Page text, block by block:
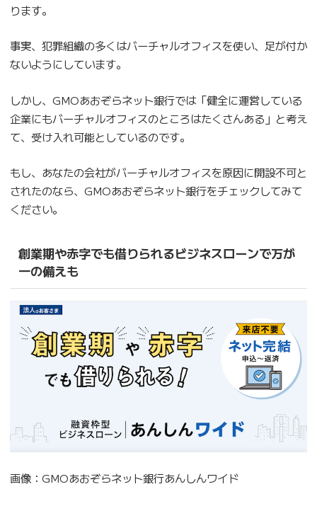
ります。
事実、犯罪組織の多くはバーチャルオフィスを使い、足が付か
ないようにしています。
しかし、GMOあおぞらネット銀行では「健全に運営している
企業にもバーチャルオフィスのところはたくさんある」と考え
て、受け入れ可能としているのです。
もし、あなたの会社がバーチャルオフィスを原因に開設不可と
されたのなら、GMOあおぞらネット銀行をチェックしてみて
ください。
創業期や赤字でも借りられるビジネスローンで万が
一の備えも
画像：GMOあおぞらネット銀行あんしんワイド